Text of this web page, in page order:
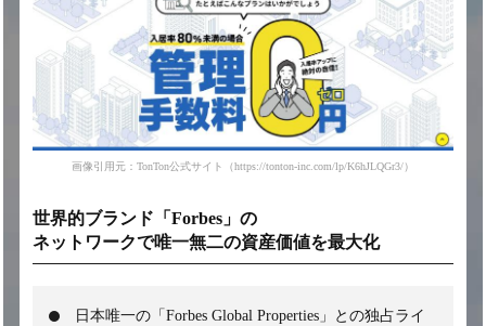
画像引用元：TonTon公式サイト（https://tonton-inc.com/lp/K6hJLQGr3/）
世界的ブランド「Forbes」の
ネットワークで唯一無二の資産価値を最大化
日本唯一の「Forbes Global Properties」との独占ライ